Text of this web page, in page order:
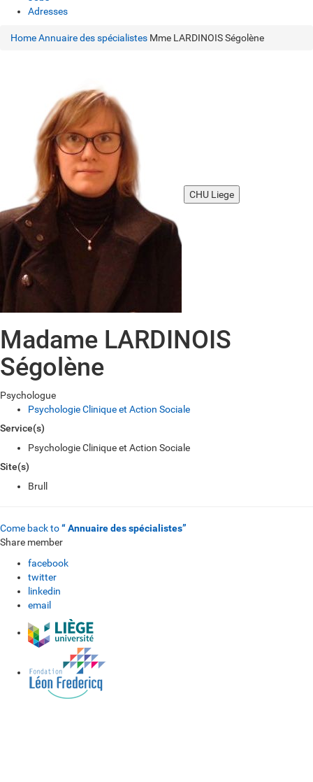
Adresses
HomeAnnuaire des spécialistes Mme LARDINOIS Ségolène
CHU Liege
Madame LARDINOIS
Ségolène
Psychologue
Psychologie Clinique et Action Sociale
Service(s)
Psychologie Clinique et Action Sociale
Site(s)
Brull
Come back to“ Annuaire des spécialistes”
Share member
facebook
twitter
linkedin
email